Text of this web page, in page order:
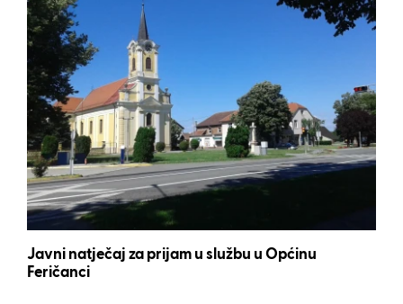
Javni natječaj za prijam u službu u Općinu
Feričanci